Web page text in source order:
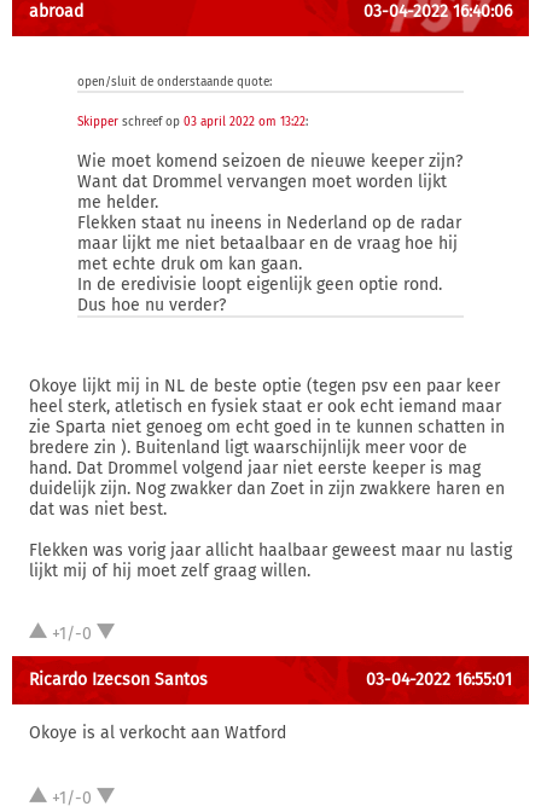
abroad 03-04-2022 16:40:06
open/sluit de onderstaande quote:
Skipper schreef op 03 april 2022 om 13:22:
Wie moet komend seizoen de nieuwe keeper zijn?
Want dat Drommel vervangen moet worden lijkt
me helder.
Flekken staat nu ineens in Nederland op de radar
maar lijkt me niet betaalbaar en de vraag hoe hij
met echte druk om kan gaan.
In de eredivisie loopt eigenlijk geen optie rond.
Dus hoe nu verder?
Okoye lijkt mij in NL de beste optie (tegen psv een paar keer
heel sterk, atletisch en fysiek staat er ook echt iemand maar
zie Sparta niet genoeg om echt goed in te kunnen schatten in
bredere zin ). Buitenland ligt waarschijnlijk meer voor de
hand. Dat Drommel volgend jaar niet eerste keeper is mag
duidelijk zijn. Nog zwakker dan Zoet in zijn zwakkere haren en
dat was niet best.
Flekken was vorig jaar allicht haalbaar geweest maar nu lastig
lijkt mij of hij moet zelf graag willen.
+1/-0
Ricardo Izecson Santos 03-04-2022 16:55:01
Okoye is al verkocht aan Watford
+1/-0